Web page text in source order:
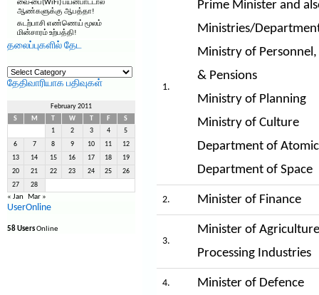
வை-பை(WiFi) பயன்பாட்டால்
ஆண்களுக்கு ஆபத்தா!
கடற்பாசி எண்ணெய் மூலம்
மின்சாரம் உற்பத்தி!
தலைப்புகளில் தேட
தலைப்புகளில்
தேட
தேதிவாரியாக பதிவுகள்
February 2011
S
M W F
S
1
2 3 4 5
6 7 8 9 10 11 12
13 14 15 16 17 18 19
20 21 22 23 24 25 26
27 28
« Jan Mar »
UserOnline
58 UsersOnline
1.
Prime Minister and
Ministries/
Ministry of Personnel,
& Pensions
Ministry of Planning
Ministry of Culture
Department of
Department of Space
2. Minister of Finance
3.
Minister of
Processing Industries
4. Minister of Defence